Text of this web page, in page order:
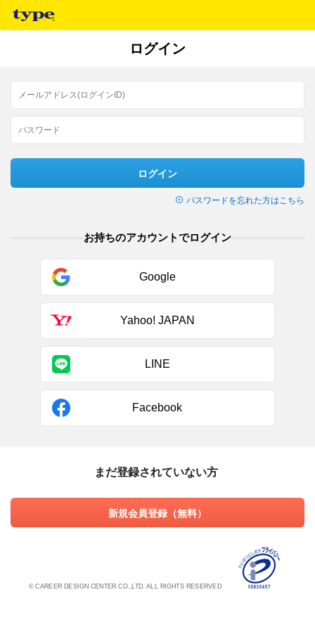
ログイン
ログイン
パスワードを忘れた方はこちら
お持ちのアカウントでログイン
Google
Yahoo! JAPAN
LINE
Facebook
まだ登録されていない方
新規会員登録（無料）
© CAREER DESIGN CENTER CO.,LTD. ALL RIGHTS RESERVED